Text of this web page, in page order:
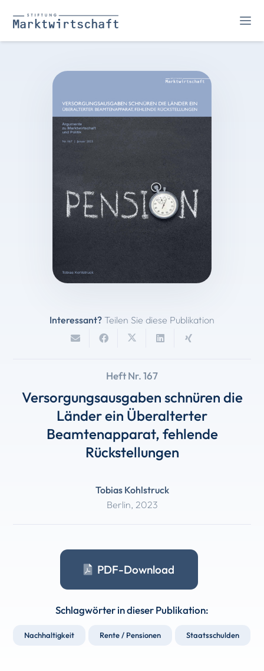
Interessant? Teilen Sie diese Publikation
Heft Nr. 167
Versorgungsausgaben schnüren die
Länder ein Überalterter
Beamtenapparat, fehlende
Rückstellungen
Tobias Kohlstruck
Berlin, 2023
PDF-Download
Schlagwörter in dieser Publikation:
Nachhaltigkeit Rente / Pensionen Staatsschulden